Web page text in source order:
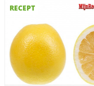
RECEPT